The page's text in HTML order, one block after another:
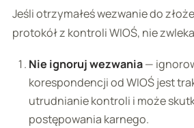
Jeśli otrzymałeś wezwanie do
protokół z kontroli WIOŚ, nie
Nie ignoruj wezwania—
korespondencji od WIOŚ jest
utrudnianie kontroli i może
postępowania karnego.